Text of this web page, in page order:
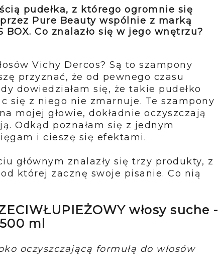
pudełka, z którego ogromnie się
Pure Beauty wspólnie z marką
BOX. Co znalazło się w jego wnętrzu?
Vichy Dercos? Są to szampony
przyznać, że od pewnego czasu
dowiedziałam się, że takie pudełko
się z niego nie zmarnuje. Te szampony
mojej głowie, dokładnie oczyszczają
Odkąd poznałam się z jednym
i cieszę się efektami.
głównym znalazły się trzy produkty, z
której zacznę swoje pisanie. Co nią
włosy suche -
ml
oczyszczającą formułą do włosów